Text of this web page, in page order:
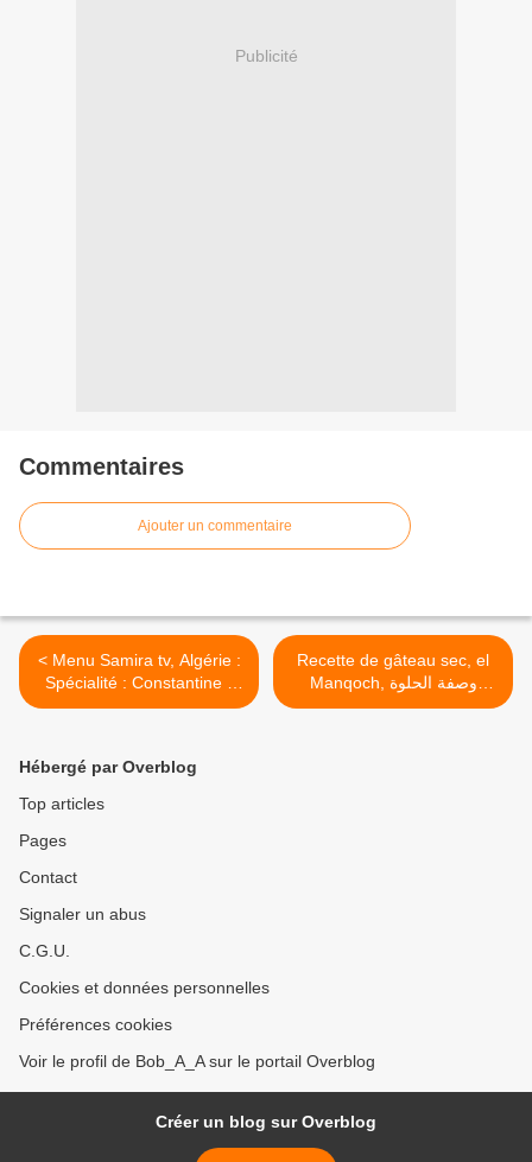
Publicité
Commentaires
Ajouter un commentaire
< Menu Samira tv, Algérie :
Spécialité : Constantine -
Chorba bayda + Tadjine
Recette de gâteau sec, el
Manqoch, وصفة الحلوة
الجزائرية الجافة، المنقوش >
Hébergé par Overblog
Top articles
Pages
Contact
Signaler un abus
C.G.U.
Cookies et données personnelles
Préférences cookies
Voir le profil de Bob_A_A sur le portail Overblog
Créer un blog sur Overblog